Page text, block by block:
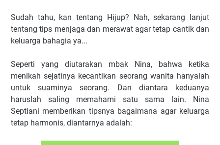
Sudah tahu, kan tentang Hijup? Nah, sekarang lanjut
tentang tips menjaga dan merawat agar tetap cantik dan
keluarga bahagia ya...
Seperti yang diutarakan mbak Nina, bahwa ketika
menikah sejatinya kecantikan seorang wanita hanyalah
untuk suaminya seorang. Dan diantara keduanya
haruslah saling memahami satu sama lain. Nina
Septiani memberikan tipsnya bagaimana agar keluarga
tetap harmonis, diantarnya adalah: